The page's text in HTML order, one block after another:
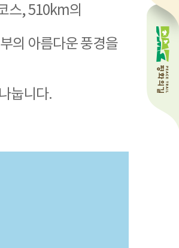
스, 510km의
의 아름다운 풍경을
눕니다.